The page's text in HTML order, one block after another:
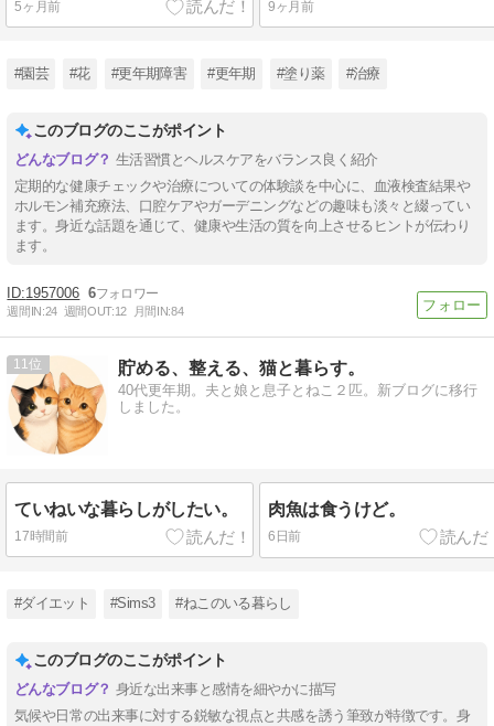
5ヶ月前 9ヶ月前
#園芸 #花 #更年期障害 #更年期 #塗り薬 #治療
このブログのここがポイント
生活習慣とヘルスケアをバランス良く紹介
定期的な健康チェックや治療についての体験談を中心に、血液検査結果や
ホルモン補充療法、口腔ケアやガーデニングなどの趣味も淡々と綴ってい
ます。身近な話題を通じて、健康や生活の質を向上させるヒントが伝わり
ます。
1957006 6
週間IN:24 週間OUT:12 月間IN:84
11 貯める、整える、猫と暮らす。
40代更年期。夫と娘と息子とねこ２匹。新ブログに移行
しました。
ていねいな暮らしがしたい。
17時間前
肉魚は食うけど。
6日前
#ダイエット #Sims3 #ねこのいる暮らし
このブログのここがポイント
身近な出来事と感情を細やかに描写
気候や日常の出来事に対する鋭敏な視点と共感を誘う筆致が特徴です。身